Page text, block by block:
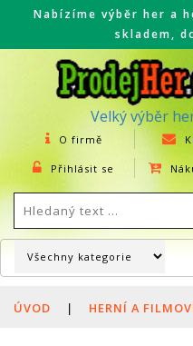
Nabízíme výběr her a
skladem,
Velký výběr
O firmě
Přihlásit se
ÚVOD | HERNÍ A